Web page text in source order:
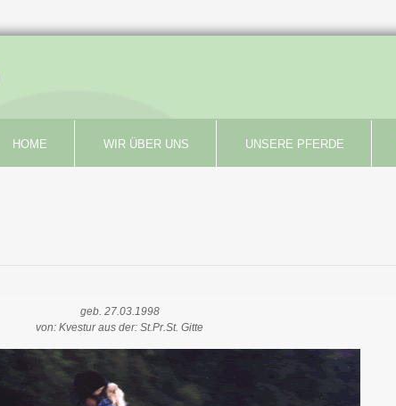
HOME WIR ÜBER UNS UNSERE PFERDE
geb. 27.03.1998
von: Kvestur aus der: St.Pr.St. Gitte